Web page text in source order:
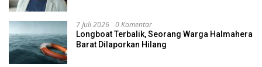
7 Juli 2026 0 Komentar
Longboat Terbalik, Seorang Warga Halmahera
Barat Dilaporkan Hilang